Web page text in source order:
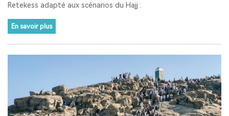
Retekess adapté aux scénarios du Hajj :
En savoir plus
SYNCHRONISATION AUTOMATIQUE ET FONCTION DE
POSTE RADIO RADIO SW
RADIO LW RESTAURANT PAGER